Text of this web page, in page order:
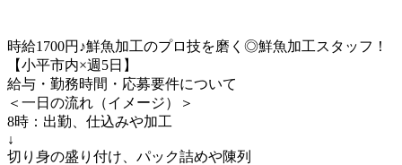
時給1700円♪鮮魚加工のプロ技を磨く◎鮮魚加工スタッフ！
【小平市内×週5日】
給与・勤務時間・応募要件について
＜一日の流れ（イメージ）＞
8時：出勤、仕込みや加工
↓
切り身の盛り付け、パック詰めや陳列